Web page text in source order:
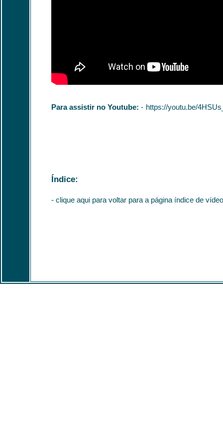
Para assistir no Youtube: - https://youtu.be/
Índice:
- clique aqui para voltar para a página índice de